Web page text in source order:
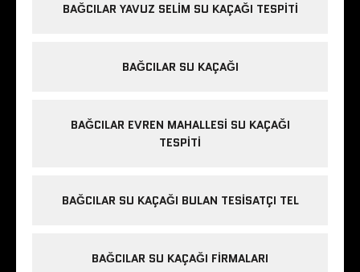
BAĞCILAR YAVUZ SELIM SU KAÇAĞI TESPITI
BAĞCILAR SU KAÇAĞI
BAĞCILAR EVREN MAHALLESI SU KAÇAĞI
TESPITI
BAĞCILAR SU KAÇAĞI BULAN TESISATÇI TEL
BAĞCILAR SU KAÇAĞI FIRMALARI